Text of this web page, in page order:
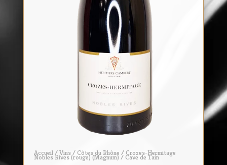
Accueil/Vins/ Côtes du Rhône / Crozes-Hermitage
Nobles Rives (rouge) (Magnum) / Cave de Tain